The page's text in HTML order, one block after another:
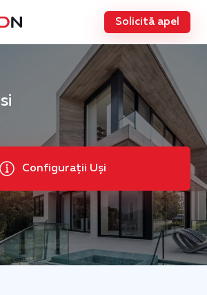
Solicită apel
Configurații Uși